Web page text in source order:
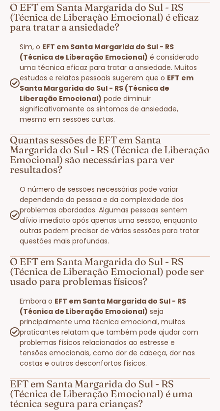
O EFT em Santa Margarida do Sul - RS
(Técnica de Liberação Emocional) é eficaz
para tratar a ansiedade?
Sim, o EFT em Santa Margarida do Sul - RS
(Técnica de Liberação Emocional) é considerado
uma técnica eficaz para tratar a ansiedade. Muitos
estudos e relatos pessoais sugerem que o EFT em
Santa Margarida do Sul - RS (Técnica de
Liberação Emocional) pode diminuir
significativamente os sintomas de ansiedade,
mesmo em sessões curtas.
Quantas sessões de EFT em Santa
Margarida do Sul - RS (Técnica de Liberação
Emocional) são necessárias para ver
resultados?
O número de sessões necessárias pode variar
dependendo da pessoa e da complexidade dos
problemas abordados. Algumas pessoas sentem
alívio imediato após apenas uma sessão, enquanto
outras podem precisar de várias sessões para tratar
questões mais profundas.
O EFT em Santa Margarida do Sul - RS
(Técnica de Liberação Emocional) pode ser
usado para problemas físicos?
Embora o EFT em Santa Margarida do Sul - RS
(Técnica de Liberação Emocional) seja
principalmente uma técnica emocional, muitos
praticantes relatam que também pode ajudar com
problemas físicos relacionados ao estresse e
tensões emocionais, como dor de cabeça, dor nas
costas e outros desconfortos físicos.
EFT em Santa Margarida do Sul - RS
(Técnica de Liberação Emocional) é uma
técnica segura para crianças?